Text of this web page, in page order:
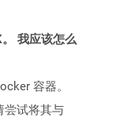
我应该怎么
容器。
尝试将其与